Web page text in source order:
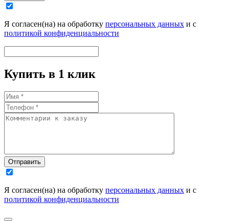
Я согласен(на) на обработку персональных данных и с
политикой конфиденциальности
Купить в 1 клик
Отправить
Я согласен(на) на обработку персональных данных и с
политикой конфиденциальности